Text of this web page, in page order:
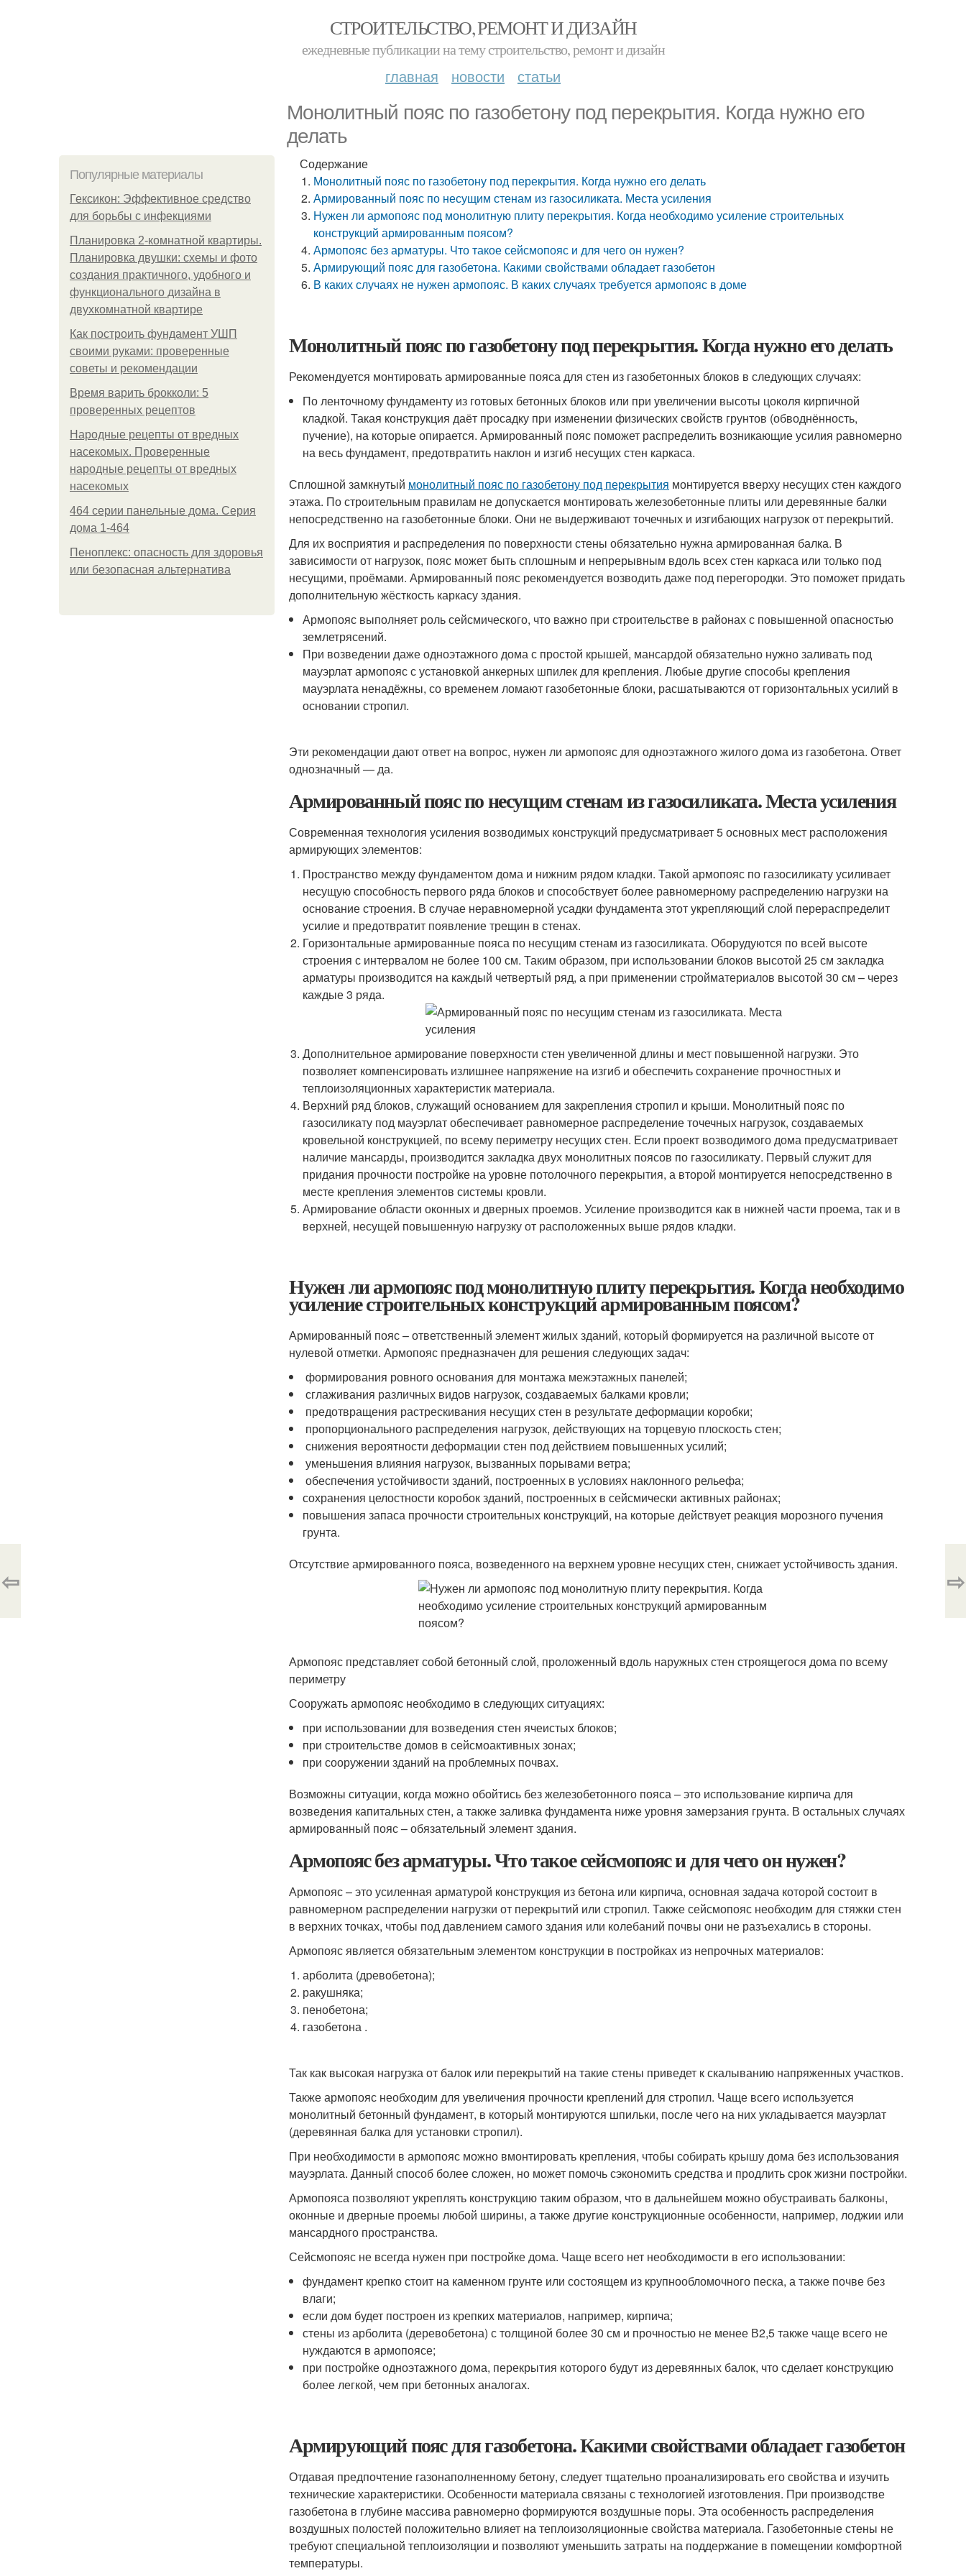
СТРОИТЕЛЬСТВО, РЕМОНТ И ДИЗАЙН
ежедневные публикации на тему строительство, ремонт и дизайн
главная новости статьи
Монолитный пояс по газобетону под перекрытия. Когда нужно его
делать
Популярные материалы
Гексикон: Эффективное средство
для борьбы с инфекциями
Планировка 2-комнатной квартиры.
Планировка двушки: схемы и фото
создания практичного, удобного и
функционального дизайна в
двухкомнатной квартире
Как построить фундамент УШП
своими руками: проверенные
советы и рекомендации
Время варить брокколи: 5
проверенных рецептов
Народные рецепты от вредных
насекомых. Проверенные
народные рецепты от вредных
насекомых
464 серии панельные дома. Серия
дома 1-464
Пеноплекс: опасность для здоровья
или безопасная альтернатива
Содержание
Монолитный пояс по газобетону под перекрытия. Когда нужно его делать
Армированный пояс по несущим стенам из газосиликата. Места усиления
Нужен ли армопояс под монолитную плиту перекрытия. Когда необходимо усиление строительных
конструкций армированным поясом?
Армопояс без арматуры. Что такое сейсмопояс и для чего он нужен?
Армирующий пояс для газобетона. Какими свойствами обладает газобетон
В каких случаях не нужен армопояс. В каких случаях требуется армопояс в доме
Монолитный пояс по газобетону под перекрытия. Когда нужно его делать
Рекомендуется монтировать армированные пояса для стен из газобетонных блоков в следующих случаях:
По ленточному фундаменту из готовых бетонных блоков или при увеличении высоты цоколя кирпичной
кладкой. Такая конструкция даёт просадку при изменении физических свойств грунтов (обводнённость,
пучение), на которые опирается. Армированный пояс поможет распределить возникающие усилия равномерно
на весь фундамент, предотвратить наклон и изгиб несущих стен каркаса.
Сплошной замкнутый монолитный пояс по газобетону под перекрытия монтируется вверху несущих стен каждого
этажа. По строительным правилам не допускается монтировать железобетонные плиты или деревянные балки
непосредственно на газобетонные блоки. Они не выдерживают точечных и изгибающих нагрузок от перекрытий.
Для их восприятия и распределения по поверхности стены обязательно нужна армированная балка. В
зависимости от нагрузок, пояс может быть сплошным и непрерывным вдоль всех стен каркаса или только под
несущими, проёмами. Армированный пояс рекомендуется возводить даже под перегородки. Это поможет придать
дополнительную жёсткость каркасу здания.
Армопояс выполняет роль сейсмического, что важно при строительстве в районах с повышенной опасностью
землетрясений.
При возведении даже одноэтажного дома с простой крышей, мансардой обязательно нужно заливать под
мауэрлат армопояс с установкой анкерных шпилек для крепления. Любые другие способы крепления
мауэрлата ненадёжны, со временем ломают газобетонные блоки, расшатываются от горизонтальных усилий в
основании стропил.
Эти рекомендации дают ответ на вопрос, нужен ли армопояс для одноэтажного жилого дома из газобетона. Ответ
однозначный — да.
Армированный пояс по несущим стенам из газосиликата. Места усиления
Современная технология усиления возводимых конструкций предусматривает 5 основных мест расположения
армирующих элементов:
Пространство между фундаментом дома и нижним рядом кладки. Такой армопояс по газосиликату усиливает
несущую способность первого ряда блоков и способствует более равномерному распределению нагрузки на
основание строения. В случае неравномерной усадки фундамента этот укрепляющий слой перераспределит
усилие и предотвратит появление трещин в стенах.
Горизонтальные армированные пояса по несущим стенам из газосиликата. Оборудуются по всей высоте
строения с интервалом не более 100 см. Таким образом, при использовании блоков высотой 25 см закладка
арматуры производится на каждый четвертый ряд, а при применении стройматериалов высотой 30 см – через
каждые 3 ряда.
Дополнительное армирование поверхности стен увеличенной длины и мест повышенной нагрузки. Это
позволяет компенсировать излишнее напряжение на изгиб и обеспечить сохранение прочностных и
теплоизоляционных характеристик материала.
Верхний ряд блоков, служащий основанием для закрепления стропил и крыши. Монолитный пояс по
газосиликату под мауэрлат обеспечивает равномерное распределение точечных нагрузок, создаваемых
кровельной конструкцией, по всему периметру несущих стен. Если проект возводимого дома предусматривает
наличие мансарды, производится закладка двух монолитных поясов по газосиликату. Первый служит для
придания прочности постройке на уровне потолочного перекрытия, а второй монтируется непосредственно в
месте крепления элементов системы кровли.
Армирование области оконных и дверных проемов. Усиление производится как в нижней части проема, так и в
верхней, несущей повышенную нагрузку от расположенных выше рядов кладки.
Нужен ли армопояс под монолитную плиту перекрытия. Когда необходимо
усиление строительных конструкций армированным поясом?
Армированный пояс – ответственный элемент жилых зданий, который формируется на различной высоте от
нулевой отметки. Армопояс предназначен для решения следующих задач:
формирования ровного основания для монтажа межэтажных панелей;
сглаживания различных видов нагрузок, создаваемых балками кровли;
предотвращения растрескивания несущих стен в результате деформации коробки;
пропорционального распределения нагрузок, действующих на торцевую плоскость стен;
снижения вероятности деформации стен под действием повышенных усилий;
уменьшения влияния нагрузок, вызванных порывами ветра;
обеспечения устойчивости зданий, построенных в условиях наклонного рельефа;
сохранения целостности коробок зданий, построенных в сейсмически активных районах;
повышения запаса прочности строительных конструкций, на которые действует реакция морозного пучения
грунта.
Отсутствие армированного пояса, возведенного на верхнем уровне несущих стен, снижает устойчивость здания.
Армопояс представляет собой бетонный слой, проложенный вдоль наружных стен строящегося дома по всему
периметру
Сооружать армопояс необходимо в следующих ситуациях:
при использовании для возведения стен ячеистых блоков;
при строительстве домов в сейсмоактивных зонах;
при сооружении зданий на проблемных почвах.
Возможны ситуации, когда можно обойтись без железобетонного пояса – это использование кирпича для
возведения капитальных стен, а также заливка фундамента ниже уровня замерзания грунта. В остальных случаях
армированный пояс – обязательный элемент здания.
Армопояс без арматуры. Что такое сейсмопояс и для чего он нужен?
Армопояс – это усиленная арматурой конструкция из бетона или кирпича, основная задача которой состоит в
равномерном распределении нагрузки от перекрытий или стропил. Также сейсмопояс необходим для стяжки стен
в верхних точках, чтобы под давлением самого здания или колебаний почвы они не разъехались в стороны.
Армопояс является обязательным элементом конструкции в постройках из непрочных материалов:
арболита (древобетона);
ракушняка;
пенобетона;
газобетона .
Так как высокая нагрузка от балок или перекрытий на такие стены приведет к скалыванию напряженных участков.
Также армопояс необходим для увеличения прочности креплений для стропил. Чаще всего используется
монолитный бетонный фундамент, в который монтируются шпильки, после чего на них укладывается мауэрлат
(деревянная балка для установки стропил).
При необходимости в армопояс можно вмонтировать крепления, чтобы собирать крышу дома без использования
мауэрлата. Данный способ более сложен, но может помочь сэкономить средства и продлить срок жизни постройки.
Армопояса позволяют укреплять конструкцию таким образом, что в дальнейшем можно обустраивать балконы,
оконные и дверные проемы любой ширины, а также другие конструкционные особенности, например, лоджии или
мансардного пространства.
Сейсмопояс не всегда нужен при постройке дома. Чаще всего нет необходимости в его использовании:
фундамент крепко стоит на каменном грунте или состоящем из крупнообломочного песка, а также почве без
влаги;
если дом будет построен из крепких материалов, например, кирпича;
стены из арболита (деревобетона) с толщиной более 30 см и прочностью не менее В2,5 также чаще всего не
нуждаются в армопоясе;
при постройке одноэтажного дома, перекрытия которого будут из деревянных балок, что сделает конструкцию
более легкой, чем при бетонных аналогах.
Армирующий пояс для газобетона. Какими свойствами обладает газобетон
Отдавая предпочтение газонаполненному бетону, следует тщательно проанализировать его свойства и изучить
технические характеристики. Особенности материала связаны с технологией изготовления. При производстве
газобетона в глубине массива равномерно формируются воздушные поры. Эта особенность распределения
воздушных полостей положительно влияет на теплоизоляционные свойства материала. Газобетонные стены не
требуют специальной теплоизоляции и позволяют уменьшить затраты на поддержание в помещении комфортной
температуры.
⇦ ⇨